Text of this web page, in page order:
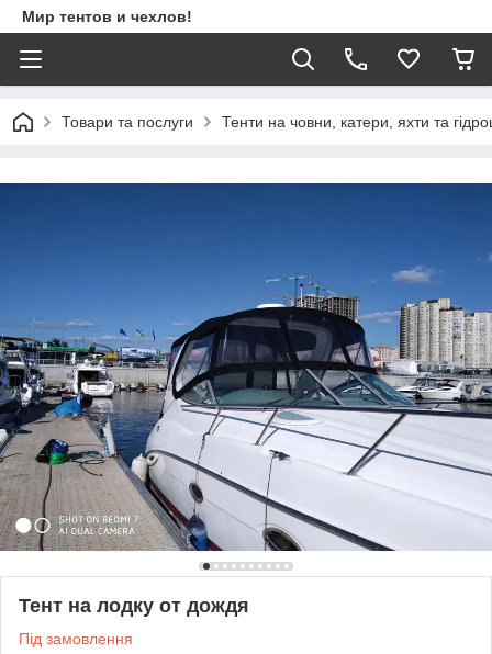
Мир тентов и чехлов!
Товари та послуги Тенти на човни, катери, яхти та
Тент на лодку от дождя
Під замовлення